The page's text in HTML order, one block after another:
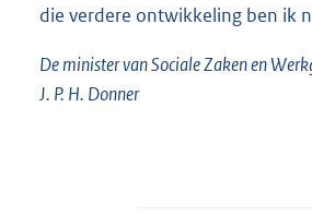
die verdere ontwikkeling ben ik
De minister van Sociale Zaken en
J. P. H. Donner